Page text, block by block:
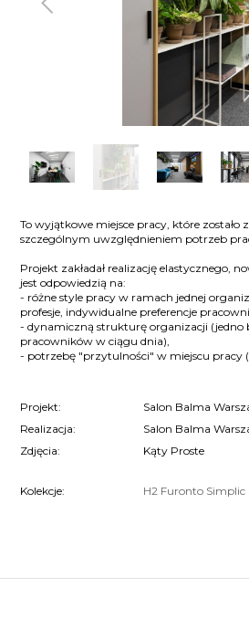
Poprzedni
To wyjątkowe miejsce pracy, które zostało
szczególnym uwzględnieniem potrzeb
Projekt zakładał realizację elastycznego,
jest odpowiedzią na:
- różne style pracy w ramach jednej
profesje, indywidualne preferencje
- dynamiczną strukturę organizacji (jedno
pracowników w ciągu dnia),
- potrzebę "przytulności" w miejscu pracy
Projekt:
Salon Balma
Realizacja:
Salon Balma
Zdjęcia:
Kąty Proste
Kolekcje: H2 Furonto Simplic